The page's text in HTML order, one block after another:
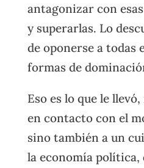
antagonizar con
y superarlas. Lo
de oponerse a todas
formas de
Eso es lo que le
en contacto con el
sino también a un
la economía política,